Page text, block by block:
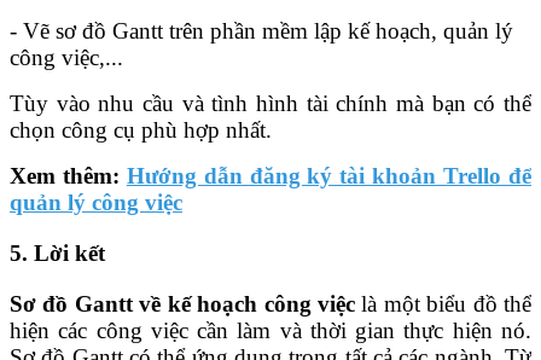
- Vẽ sơ đồ Gantt trên phần mềm lập kế hoạch, quản lý
công việc,...
Tùy vào nhu cầu và tình hình tài chính mà bạn có thể
chọn công cụ phù hợp nhất.
Xem thêm: Hướng dẫn đăng ký tài khoản Trello để
quản lý công việc
5. Lời kết
Sơ đồ Gantt về kế hoạch công việclà một biểu đồ thể
hiện các công việc cần làm và thời gian thực hiện nó.